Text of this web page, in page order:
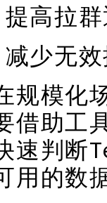
提高拉
减少无
规模化
借助工
速判断
用的数